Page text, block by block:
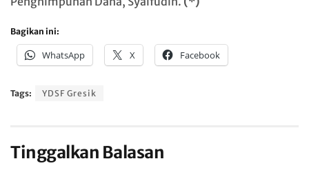
Bagikan ini:
WhatsApp X Facebook
Tags: YDSF Gresik
Tinggalkan Balasan